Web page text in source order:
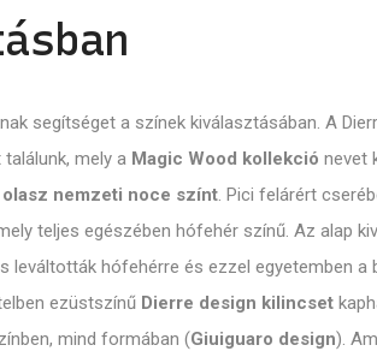
segítséget a színek kiválasztásában. A
mely a Magic Wood kollekció nevet
nemzeti noce színt. Pici felárért
teljes egészében hófehér színű. Az alap
leváltották hófehérre és ezzel egyetemben a
ezüstszínű Dierre design kilincset
mind formában (Giuiguaro design).